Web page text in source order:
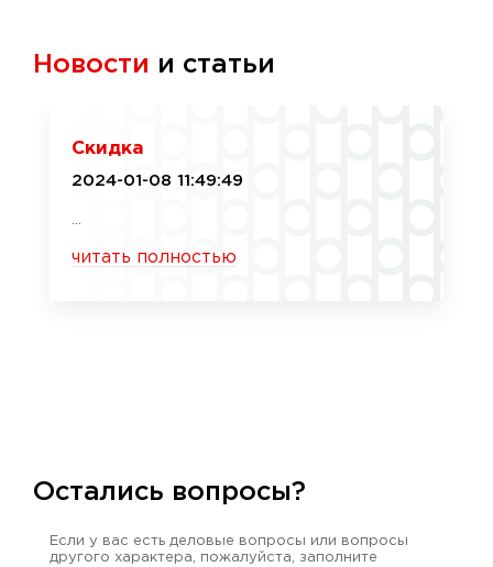
Новости и статьи
Скидка
2024-01-08 11:49:49
читать полностью
Остались вопросы?
Если у вас есть деловые вопросы или вопросы
другого характера, пожалуйста, заполните